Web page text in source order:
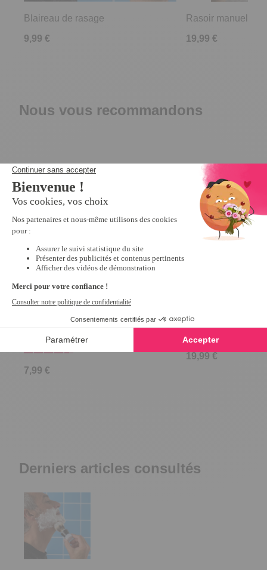
Blaireau de rasage
9,99 €
Rasoir manuel
19,99 €
Nous vous recommandons
Lot de 20 paires embouts boucle
d'oreilles
7,99 €
Pince à ongles
19,99 €
Derniers articles consultés